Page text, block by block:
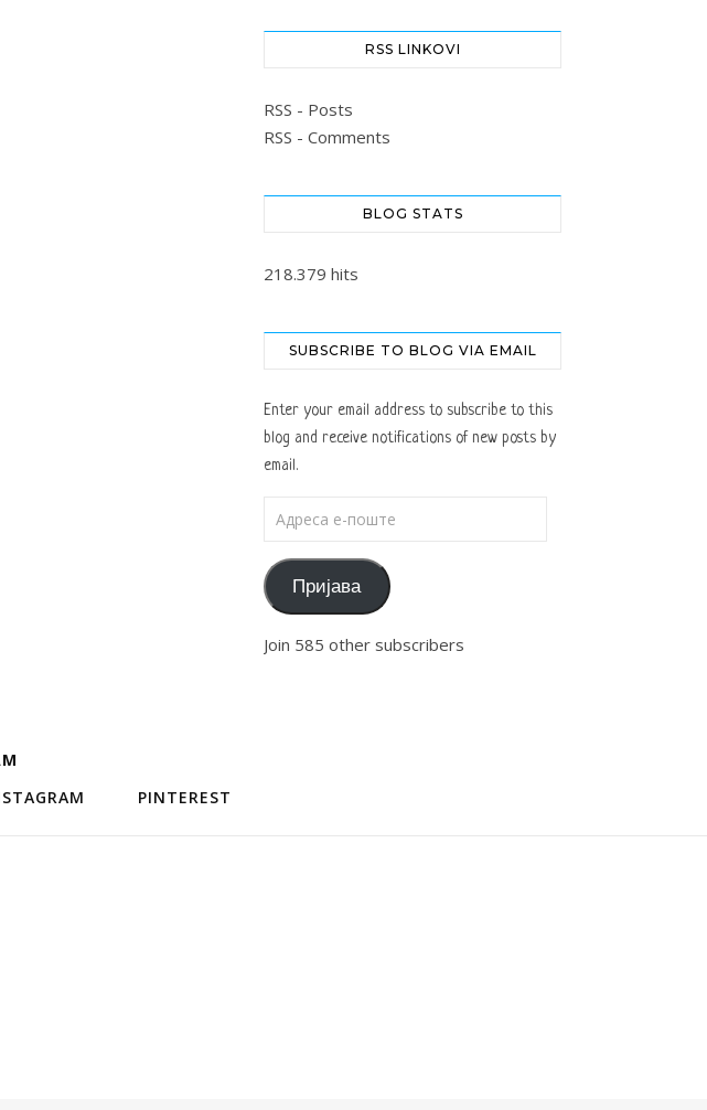
RSS LINKOVI
RSS - Posts
RSS - Comments
BLOG STATS
218.379 hits
SUBSCRIBE TO BLOG VIA EMAIL
Enter your email address to subscribe to this
blog and receive notifications of new posts by
email.
Пријава
Join 585 other subscribers
PINTEREST